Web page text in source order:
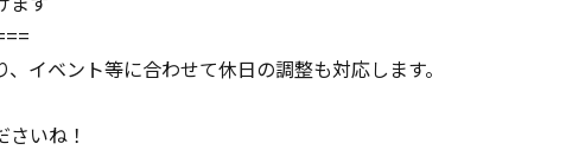
イベント等に合わせて休日の調整も対応します。
いね！